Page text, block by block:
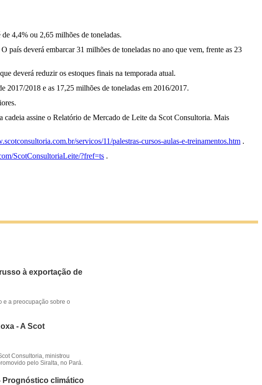
4,4% ou 2,65 milhões de toneladas.
país deverá embarcar 31 milhões de toneladas no ano que vem, frente as 23
deverá reduzir os estoques finais na temporada atual.
2017/2018 e as 17,25 milhões de toneladas em 2016/2017.
cadeia assine o Relatório de Mercado de Leite da Scot Consultoria. Mais
servicos/11/palestras-cursos-aulas-e-treinamentos.htm .
ScotConsultoriaLeite/?fref=ts .
à exportação de
e a preocupação sobre o
- A Scot
Consultoria, ministrou
pelo Siralta, no Pará.
Prognóstico climático